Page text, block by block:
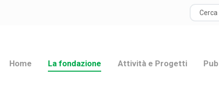
Home La fondazione Attività e Progetti
ATTIVITÀ E